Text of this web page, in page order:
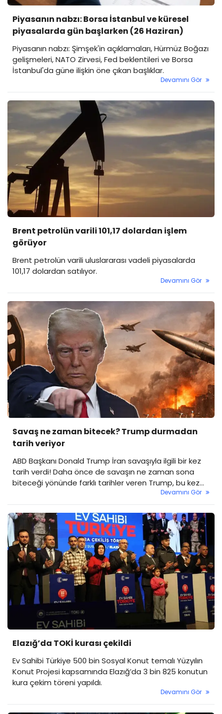
Piyasanın nabzı: Borsa İstanbul ve küresel
piyasalarda gün başlarken (26 Haziran)
Piyasanın nabzı: Şimşek'in açıklamaları, Hürmüz Boğazı
gelişmeleri, NATO Zirvesi, Fed beklentileri ve Borsa
İstanbul'da güne ilişkin öne çıkan başlıklar.
Devamını Gör
Brent petrolün varili 101,17 dolardan işlem
görüyor
Brent petrolün varili uluslararası vadeli piyasalarda
101,17 dolardan satılıyor.
Devamını Gör
Savaş ne zaman bitecek? Trump durmadan
tarih veriyor
ABD Başkanı Donald Trump İran savaşıyla ilgili bir kez
tarih verdi! Daha önce de savaşın ne zaman sona
biteceği yönünde farklı tarihler veren Trump, bu kez
çatışmanın "2-3 hafta içinde sona ereceğini" söyledi.
İran'da "Rejim değişikliği gerçekleşti" iddiasını
yineleyen Trump'ın sık sık değişen takvimleri ise
belirsizliği artırırken, gözler sahadaki gelişmelere
çevrildi.
Devamını Gör
Elazığ’da TOKİ kurası çekildi
Ev Sahibi Türkiye 500 bin Sosyal Konut temalı Yüzyılın
Konut Projesi kapsamında Elazığ’da 3 bin 825 konutun
kura çekim töreni yapıldı.
Devamını Gör